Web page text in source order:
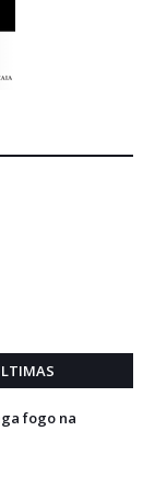
fogo na